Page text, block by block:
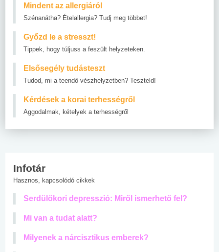
Mindent az allergiáról
Szénanátha? Ételallergia? Tudj meg többet!
Győzd le a stresszt!
Tippek, hogy túljuss a feszült helyzeteken.
Elsősegély tudásteszt
Tudod, mi a teendő vészhelyzetben? Teszteld!
Kérdések a korai terhességről
Aggodalmak, kételyek a terhességről
Infotár
Hasznos, kapcsolódó cikkek
Serdülőkori depresszió: Miről ismerhető fel?
Mi van a tudat alatt?
Milyenek a nárcisztikus emberek?